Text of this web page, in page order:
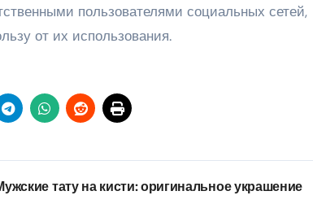
пользователями социальных сетей,
от их использования.
тату на кисти: оригинальное украшение